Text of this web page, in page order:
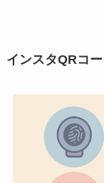
インスタQRコ